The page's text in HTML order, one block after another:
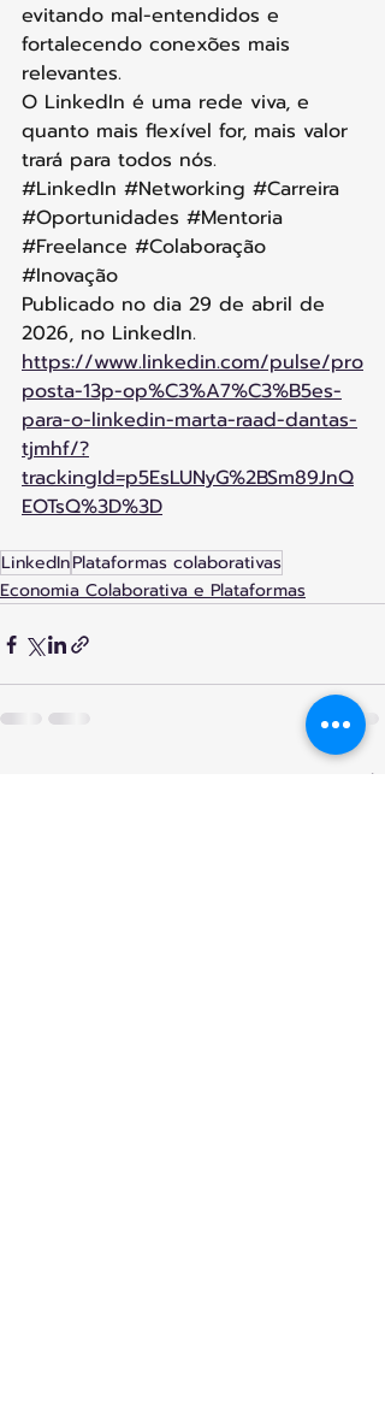
evitando mal-entendidos e
fortalecendo conexões mais
relevantes.
O LinkedIn é uma rede viva, e
quanto mais flexível for, mais valor
trará para todos nós.
#LinkedIn #Networking #Carreira
#Oportunidades #Mentoria
#Freelance #Colaboração
#Inovação
Publicado no dia 29 de abril de
2026, no LinkedIn.
https://www.linkedin.com/pulse/pro
posta-13p-op%C3%A7%C3%B5es-
para-o-linkedin-marta-raad-dantas-
tjmhf/?
trackingId=p5EsLUNyG%2BSm89JnQ
EOTsQ%3D%3D
LinkedInPlataformas colaborativas
Economia Colaborativa e Plataformas
Ver tudo